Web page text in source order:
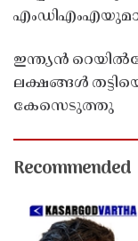
ഇന്ത്യൻ
ലക്ഷങ്ങൾ
കേസെടുത്തു
Recommended